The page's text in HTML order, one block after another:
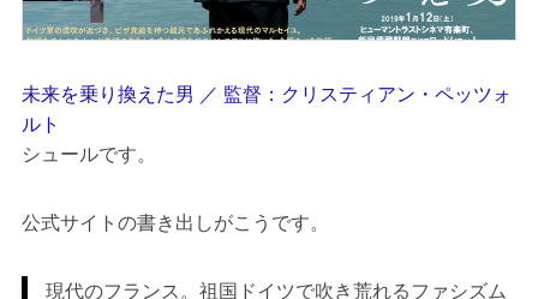
未来を乗り換えた男 ／ 監督：クリスティアン・ペッツォ
ルト
シュールです。
公式サイトの書き出しがこうです。
現代のフランス。祖国ドイツで吹き荒れるファシズム